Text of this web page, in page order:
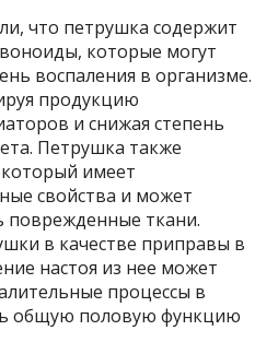
что петрушка содержит
которые могут
воспаления в организме.
продукцию
и снижая степень
Петрушка также
имеет
свойства и может
поврежденные ткани.
в качестве приправы в
настоя из нее может
процессы в
общую половую функцию